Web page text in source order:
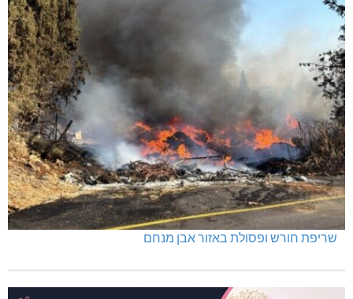
ינוח: מבנה רב תכליתי ב-120 מלש"ח